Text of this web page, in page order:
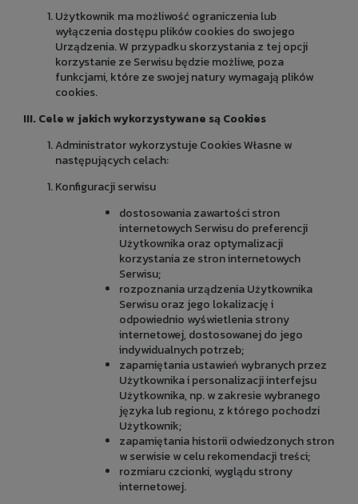
Użytkownik ma możliwość ograniczenia lub
wyłączenia dostępu plików cookies do swojego
Urządzenia. W przypadku skorzystania z tej opcji
korzystanie ze Serwisu będzie możliwe, poza
funkcjami, które ze swojej natury wymagają plików
cookies.
III. Cele w jakich wykorzystywane są Cookies
Administrator wykorzystuje Cookies Własne w
następujących celach:
Konfiguracji serwisu
dostosowania zawartości stron
internetowych Serwisu do preferencji
Użytkownika oraz optymalizacji
korzystania ze stron internetowych
Serwisu;
rozpoznania urządzenia Użytkownika
Serwisu oraz jego lokalizację i
odpowiednio wyświetlenia strony
internetowej, dostosowanej do jego
indywidualnych potrzeb;
zapamiętania ustawień wybranych przez
Użytkownika i personalizacji interfejsu
Użytkownika, np. w zakresie wybranego
języka lub regionu, z którego pochodzi
Użytkownik;
zapamiętania historii odwiedzonych stron
w serwisie w celu rekomendacji treści;
rozmiaru czcionki, wyglądu strony
internetowej.